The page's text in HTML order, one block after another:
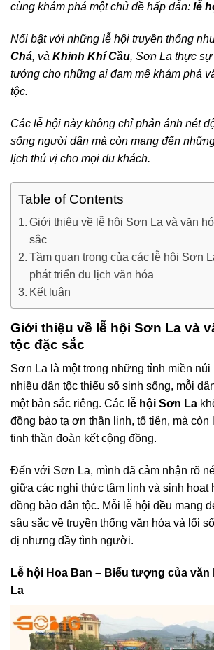
cùng khám phá một chủ đề hấp dẫn: lễ
Nổi bật với những lễ hội truyền thống
Chá, và Khinh Khí Cầu, Sơn La thực
tưởng cho những ai đam mê khám phá
tộc.
Các lễ hội này không chỉ phản ánh nét
sống người dân mà còn mang đến
lịch thú vị cho mọi du khách.
Table of Contents
Giới thiệu về lễ hội Sơn La và văn
sắc
Tầm quan trọng của các lễ hội Sơn
phát triển du lịch văn hóa
Kết luận
Giới thiệu về lễ hội Sơn La và
tộc đặc sắc
Sơn La là một trong những tỉnh miền
nhiều dân tộc thiểu số sinh sống, mỗi
một bản sắc riêng. Các lễ hội Sơn La
đồng bào tạ ơn thần linh, tổ tiên, mà còn
tinh thần đoàn kết cộng đồng.
Đến với Sơn La, mình đã cảm nhận rõ
giữa các nghi thức tâm linh và sinh hoạt
đồng bào dân tộc. Mỗi lễ hội đều mang
sâu sắc về truyền thống văn hóa và lối
dị nhưng đầy tình người.
Lễ hội Hoa Ban – Biểu tượng của văn
La